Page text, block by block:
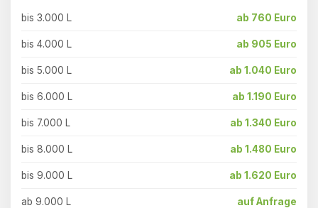
bis 3.000 L ab 760 Euro
bis 4.000 L ab 905 Euro
bis 5.000 L ab 1.040 Euro
bis 6.000 L ab 1.190 Euro
bis 7.000 L ab 1.340 Euro
bis 8.000 L ab 1.480 Euro
bis 9.000 L ab 1.620 Euro
ab 9.000 L auf Anfrage